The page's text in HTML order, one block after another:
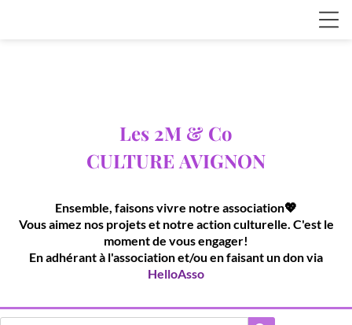
Les 2M & Co
CULTURE AVIGNON
Ensemble, faisons vivre notre association💖
Vous aimez nos projets et notre action culturelle. C'est le
moment de vous engager!
En adhérant à l'association et/ou en faisant un don via
HelloAsso